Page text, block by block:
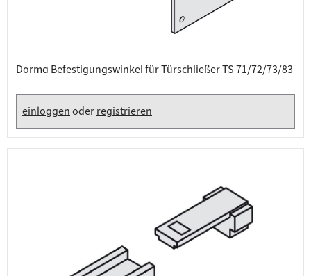
Dorma Befestigungswinkel für Türschließer TS 71/72/73/83
einloggenoderregistrieren